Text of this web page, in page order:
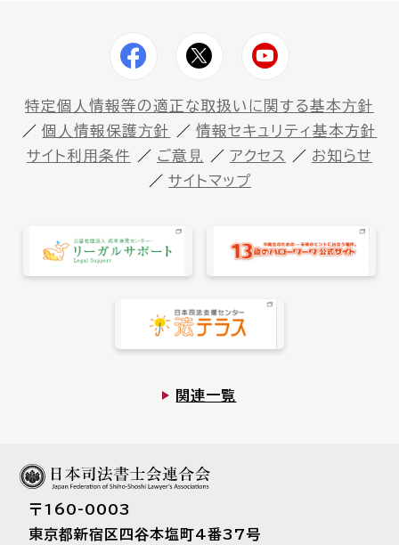
公式キャラクター
しほ～しし
司法書士検索
お知らせ一覧
Language
文字サイズ
特定個⼈情報等の適正な取扱いに関する基本⽅針
個⼈情報保護⽅針
情報セキュリティ基本方針
サイト利⽤条件
ご意⾒ アクセス
お知らせ
サイトマップ
関連一覧
〒160-0003
東京都新宿区四⾕本塩町4番37号